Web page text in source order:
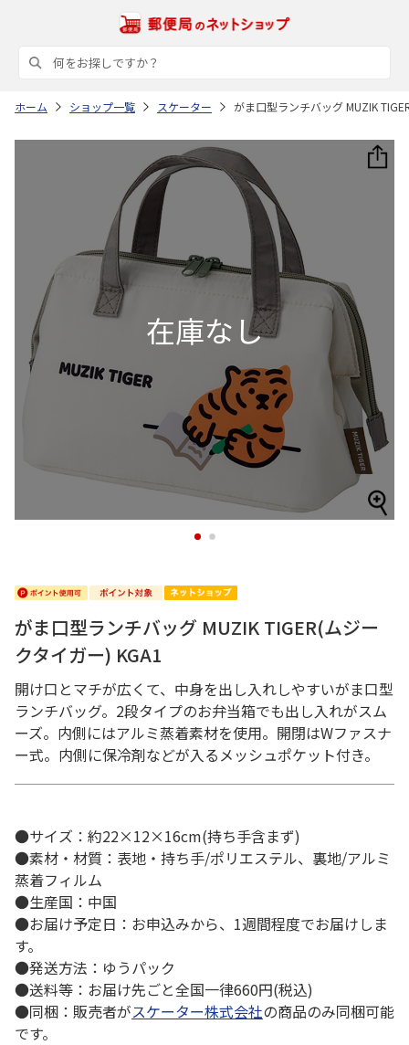
ホーム ショップ一覧 スケーター がま口型ランチバッグ MUZIK
1 2
がま口型ランチバッグ MUZIK TIGER(ムジー
クタイガー) KGA1
開け口とマチが広くて、中身を出し入れしやすいがま口型
ランチバッグ。2段タイプのお弁当箱でも出し入れがスム
ーズ。内側にはアルミ蒸着素材を使用。開閉はWファスナ
ー式。内側に保冷剤などが入るメッシュポケット付き。
●サイズ：約22×12×16cm(持ち手含まず)
●素材・材質：表地・持ち手/ポリエステル、裏地/アルミ
蒸着フィルム
●生産国：中国
●お届け予定日：お申込みから、1週間程度でお届けしま
す。
●発送方法：ゆうパック
●送料等：お届け先ごと全国一律660円(税込)
●同梱：販売者がスケーター株式会社の商品のみ同梱可能
です。